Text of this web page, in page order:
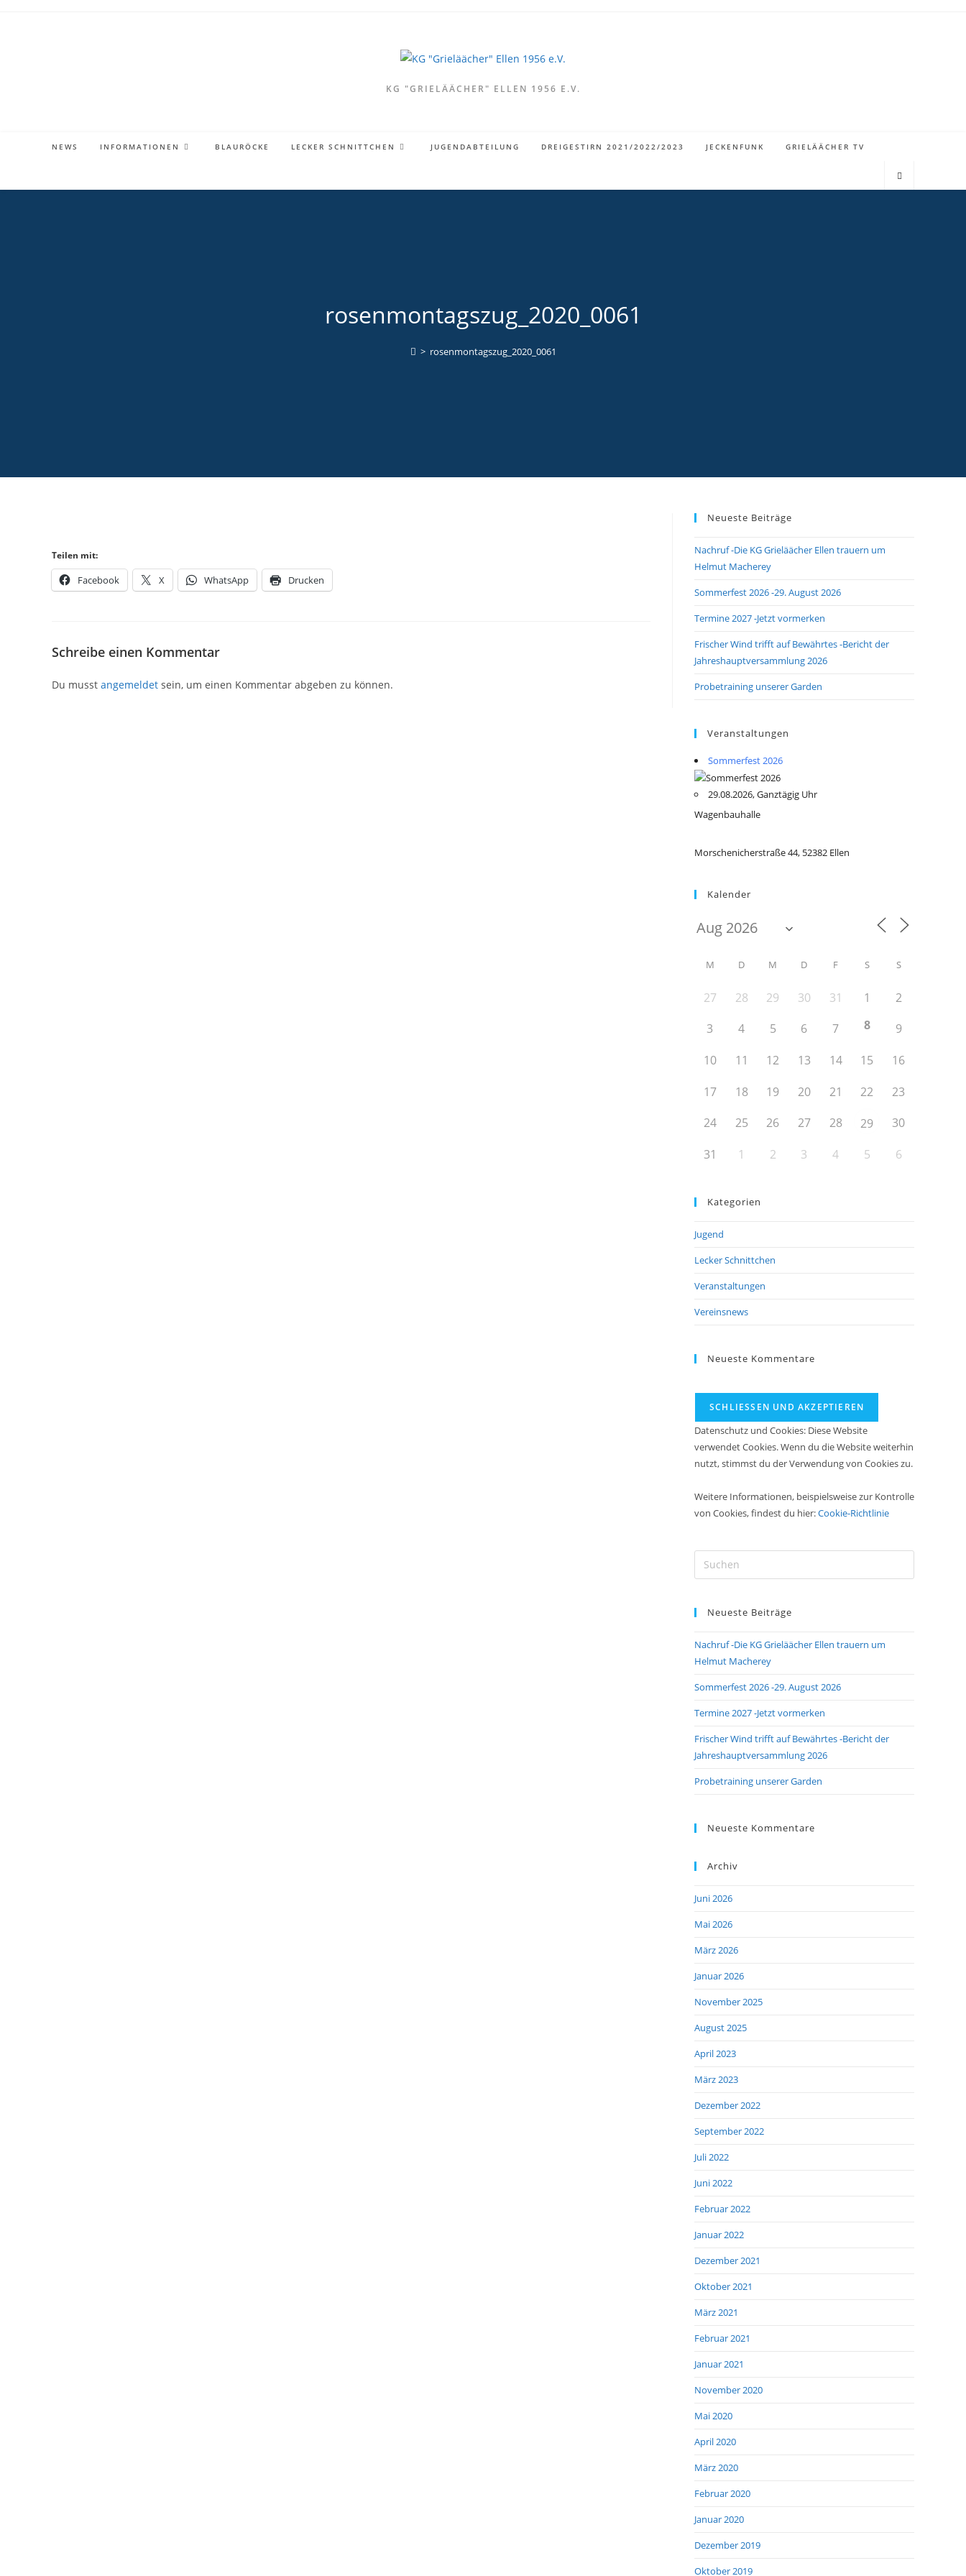
KG "GRIELÄÄCHER" ELLEN 1956 E.V.
NEWS INFORMATIONEN BLAURÖCKE LECKER SCHNITTCHEN JUGENDABTEILUNG DREIGESTIRN 2021/2022/2023 JECKENFUNK GRIELÄÄCHER TV
rosenmontagszug_2020_0061
> rosenmontagszug_2020_0061
Teilen mit:
Facebook X WhatsApp Drucken
Schreibe einen Kommentar
Du musst angemeldet sein, um einen Kommentar abgeben zu können.
Neueste Beiträge
Nachruf -Die KG Grieläächer Ellen trauern um
Helmut Macherey
Sommerfest 2026 -29. August 2026
Termine 2027 -Jetzt vormerken
Frischer Wind trifft auf Bewährtes -Bericht der
Jahreshauptversammlung 2026
Probetraining unserer Garden
Veranstaltungen
Sommerfest 2026
29.08.2026, Ganztägig Uhr
Wagenbauhalle
Morschenicherstraße 44, 52382 Ellen
Kalender
M D M D F S S
27 28 29 30 31 1
2
3
4 5 6 7 8
9
10
11 12 13 14 15
16
17
18 19 20 21 22
23
24
25 26 27 28 29
30
31
1 2 3 4 5 6
Kategorien
Jugend
Lecker Schnittchen
Veranstaltungen
Vereinsnews
Neueste Kommentare
Datenschutz und Cookies: Diese Website
verwendet Cookies. Wenn du die Website weiterhin
nutzt, stimmst du der Verwendung von Cookies zu.
Weitere Informationen, beispielsweise zur Kontrolle
von Cookies, findest du hier:Cookie-Richtlinie
Escape
Neueste Beiträge
Nachruf -Die KG Grieläächer Ellen trauern um
Helmut Macherey
Sommerfest 2026 -29. August 2026
Termine 2027 -Jetzt vormerken
Frischer Wind trifft auf Bewährtes -Bericht der
Jahreshauptversammlung 2026
Probetraining unserer Garden
Neueste Kommentare
Archiv
Juni 2026
Mai 2026
März 2026
Januar 2026
November 2025
August 2025
April 2023
März 2023
Dezember 2022
September 2022
Juli 2022
Juni 2022
Februar 2022
Januar 2022
Dezember 2021
Oktober 2021
März 2021
Februar 2021
Januar 2021
November 2020
Mai 2020
April 2020
März 2020
Februar 2020
Januar 2020
Dezember 2019
Oktober 2019